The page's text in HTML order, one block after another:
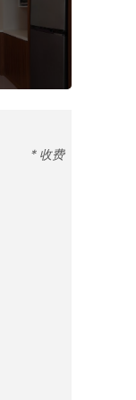
* 收费